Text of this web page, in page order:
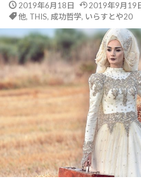
2019年6月18日 2019年9月19
他, THIS, 成功哲学, いらすとや20